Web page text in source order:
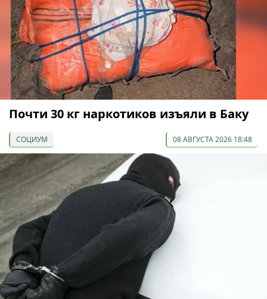
Почти 30 кг наркотиков изъяли в Баку
СОЦИУМ 08 АВГУСТА 2026 18:48